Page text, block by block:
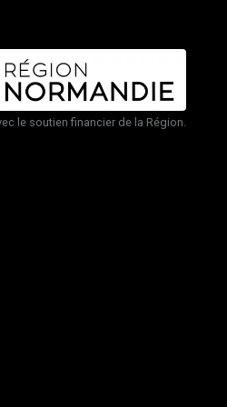
le soutien financier de la Région.